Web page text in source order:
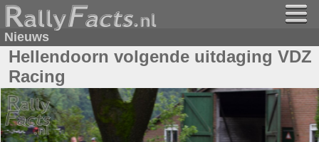
Nieuws
Hellendoorn volgende uitdaging VDZ
Racing